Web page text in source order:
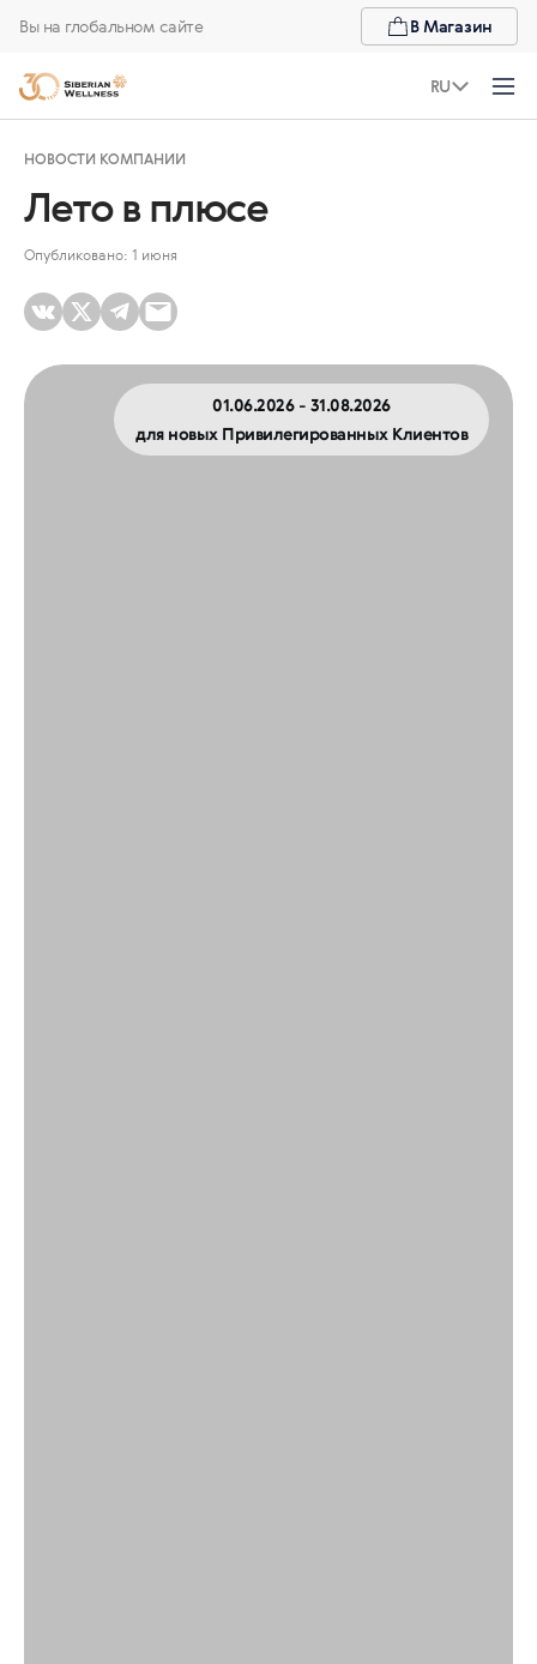
Вы на глобальном сайте В Магазин
RU
НОВОСТИ КОМПАНИИ
Лето в плюсе
Опубликовано: 1 июня
01.06.2026 - 31.08.2026
для новых Привилегированных Клиентов